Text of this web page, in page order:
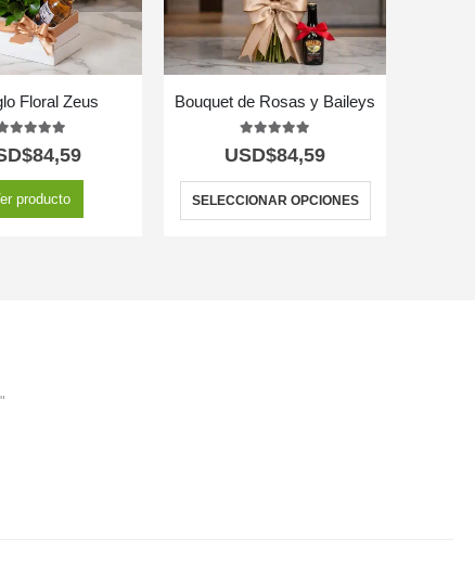
Floral Zeus
out of 5
84,59
producto
Bouquet de Rosas y Baileys
out of 5
USD$84,59
SELECCIONAR OPCIONES